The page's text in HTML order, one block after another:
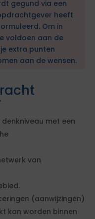
gegund via een
heeft
Om in
voldoen aan de
extra punten
aan de wensen.
met een
van
(aanwijzingen)
kan worden binnen